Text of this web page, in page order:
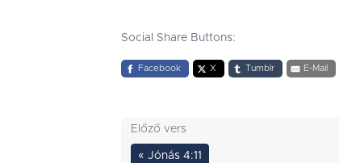
Social Share Buttons:
Facebook X Tumblr E-Mail
Előző vers
« Jónás 4:11